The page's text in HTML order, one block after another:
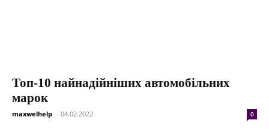
Топ-10 найнадійніших автомобільних
марок
maxwelhelp - 04.02.2022 0